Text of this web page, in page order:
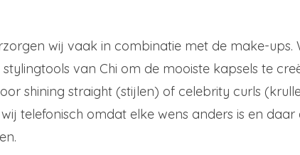
wij vaak in combinatie met de make-ups.
van Chi om de mooiste kapsels te
shining straight (stijlen) of celebrity curls
telefonisch omdat elke wens anders is en